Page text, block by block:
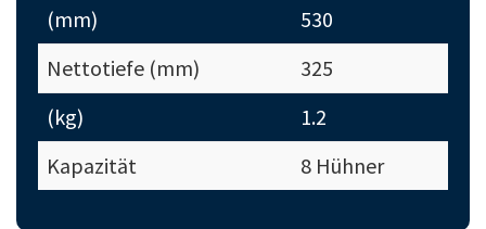
(mm)
530
Nettotiefe (mm)
325
(kg)
1.2
Kapazität
8 Hühner